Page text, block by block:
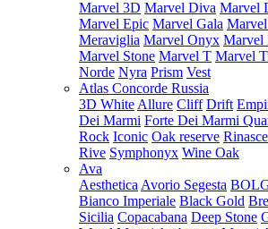
Marvel 3D Marvel Diva Marvel
Marvel Epic Marvel Gala
Meraviglia Marvel Onyx Marvel
Marvel Stone Marvel T Marvel
Norde Nyra Prism Vest
Atlas Concorde Russia
3D White Allure Cliff Drift
Dei Marmi Forte Dei Marmi
Rock Iconic Oak reserve
Rive Symphonyx Wine Oak
Ava
Aesthetica Avorio Segesta
Bianco Imperiale Black Gold
Sicilia Copacabana Deep Stone